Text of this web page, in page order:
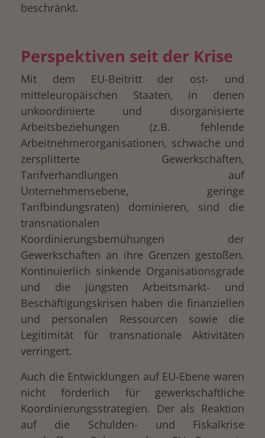
beschränkt.
Perspektiven seit der Krise
Mit dem EU-Beitritt der ost- und
mitteleuropäischen Staaten, in denen
unkoordinierte und disorganisierte
Arbeitsbeziehungen (z.B. fehlende
Arbeitnehmerorganisationen, schwache und
zersplitterte Gewerkschaften,
Tarifverhandlungen auf
Unternehmensebene, geringe
Tarifbindungsraten) dominieren, sind die
transnationalen
Koordinierungsbemühungen der
Gewerkschaften an ihre Grenzen gestoßen.
Kontinuierlich sinkende Organisationsgrade
und die jüngsten Arbeitsmarkt- und
Beschäftigungskrisen haben die finanziellen
und personalen Ressourcen sowie die
Legitimität für transnationale Aktivitäten
verringert.
Auch die Entwicklungen auf EU-Ebene waren
nicht förderlich für gewerkschaftliche
Koordinierungsstrategien. Der als Reaktion
auf die Schulden- und Fiskalkrise